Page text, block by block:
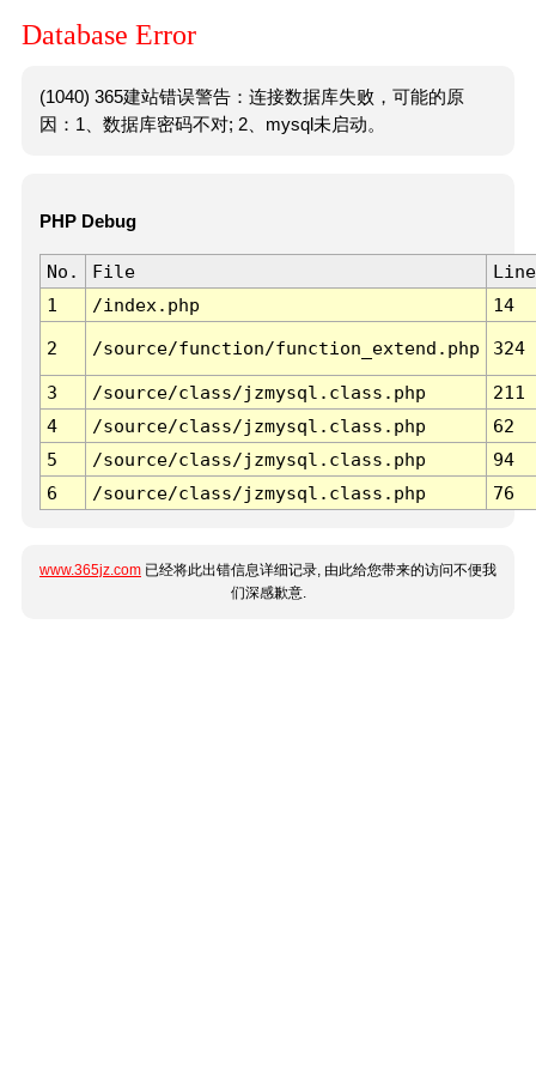
Database Error
(1040) 365建站错误警告：连接数据库失败，可能的原
因：1、数据库密码不对; 2、mysql未启动。
PHP Debug
No. File
Line
1
/index.php 14
2 /source/function/function_extend.php 324
3 /source/class/jzmysql.class.php
211
4
/source/class/jzmysql.class.php
62
5
/source/class/jzmysql.class.php
94
6
/source/class/jzmysql.class.php 76
www.365jz.com 已经将此出错信息详细记录, 由此给您带来的访问不便我
们深感歉意.